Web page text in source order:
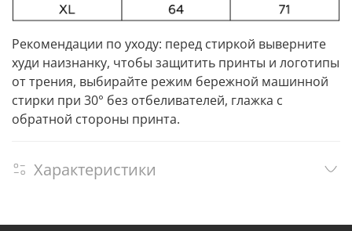
Рекомендации по уходу: перед стиркой выверните
худи наизнанку, чтобы защитить принты и логотипы
от трения, выбирайте режим бережной машинной
стирки при 30° без отбеливателей, глажка с
обратной стороны принта.
Характеристики